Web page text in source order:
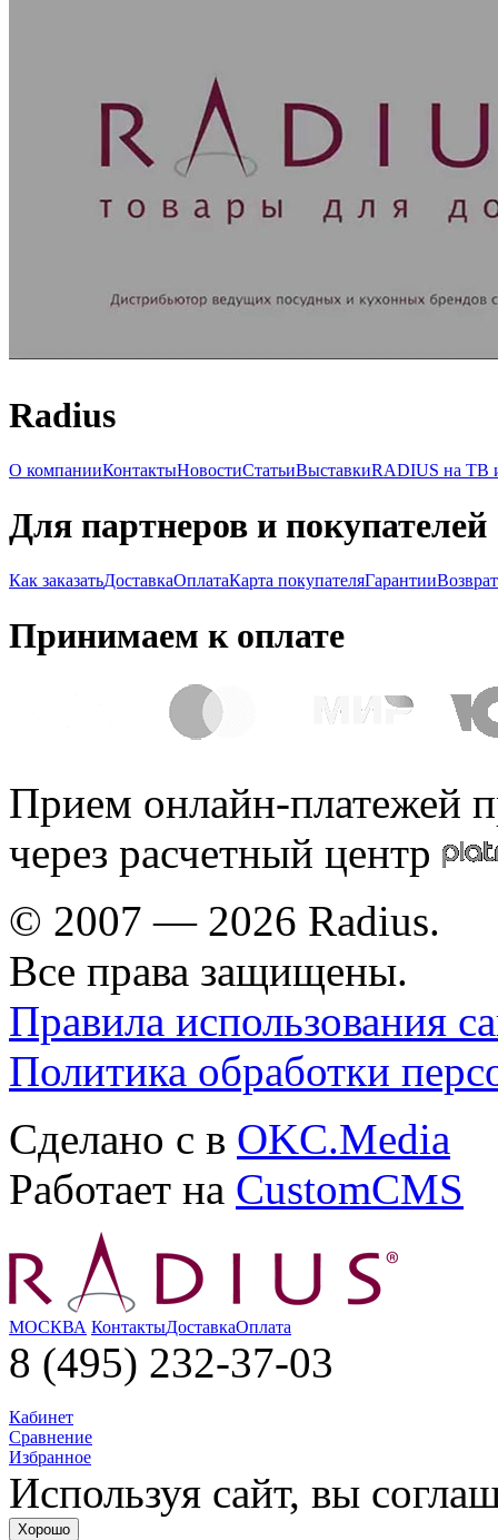
Radius
О компанииКонтактыНовостиСтатьиВыставкиRADIUS на ТВ
Для партнеров и покупателей
Как заказатьДоставкаОплатаКарта покупателяГарантии
Принимаем к оплате
Прием онлайн-платежей
через расчетный центр
© 2007 — 2026 Radius.
Все права защищены.
Правила использования
Политика обработки
Сделано с в OKC.Media
Работает на CustomCMS
МОСКВА КонтактыДоставкаОплата
8 (495) 232-37-03
Кабинет
Сравнение
Избранное
Используя сайт, вы
Хорошо